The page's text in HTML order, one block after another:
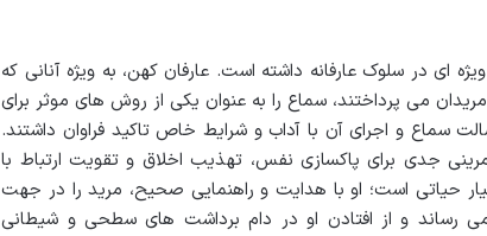
ای در سلوک عارفانه داشته است. عارفان کهن، به ویژه آنانی که
می پرداختند، سماع را به عنوان یکی از روش های موثر برای
و اجرای آن با آداب و شرایط خاص تاکید فراوان داشتند.
جدی برای پاکسازی نفس، تهذیب اخلاق و تقویت ارتباط با
حیاتی است؛ او با هدایت و راهنمایی صحیح، مرید را در جهت
رساند و از افتادن او در دام برداشت های سطحی و شیطانی